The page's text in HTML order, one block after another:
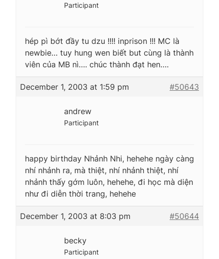
Participant
hép pì bớt đầy tu dzu !!!! inprison !!! MC là
newbie… tuy hung wen biết but cùng là thành
viên của MB nì…. chúc thành đạt hen….
December 1, 2003 at 1:59 pm #50643
andrew
Participant
happy birthday Nhảnh Nhi, hehehe ngày càng
nhí nhảnh ra, mà thiệt, nhí nhảnh thiệt, nhí
nhảnh thấy gớm luôn, hehehe, đi học mà diện
như đi diễn thời trang, hehehe
December 1, 2003 at 8:03 pm #50644
becky
Participant